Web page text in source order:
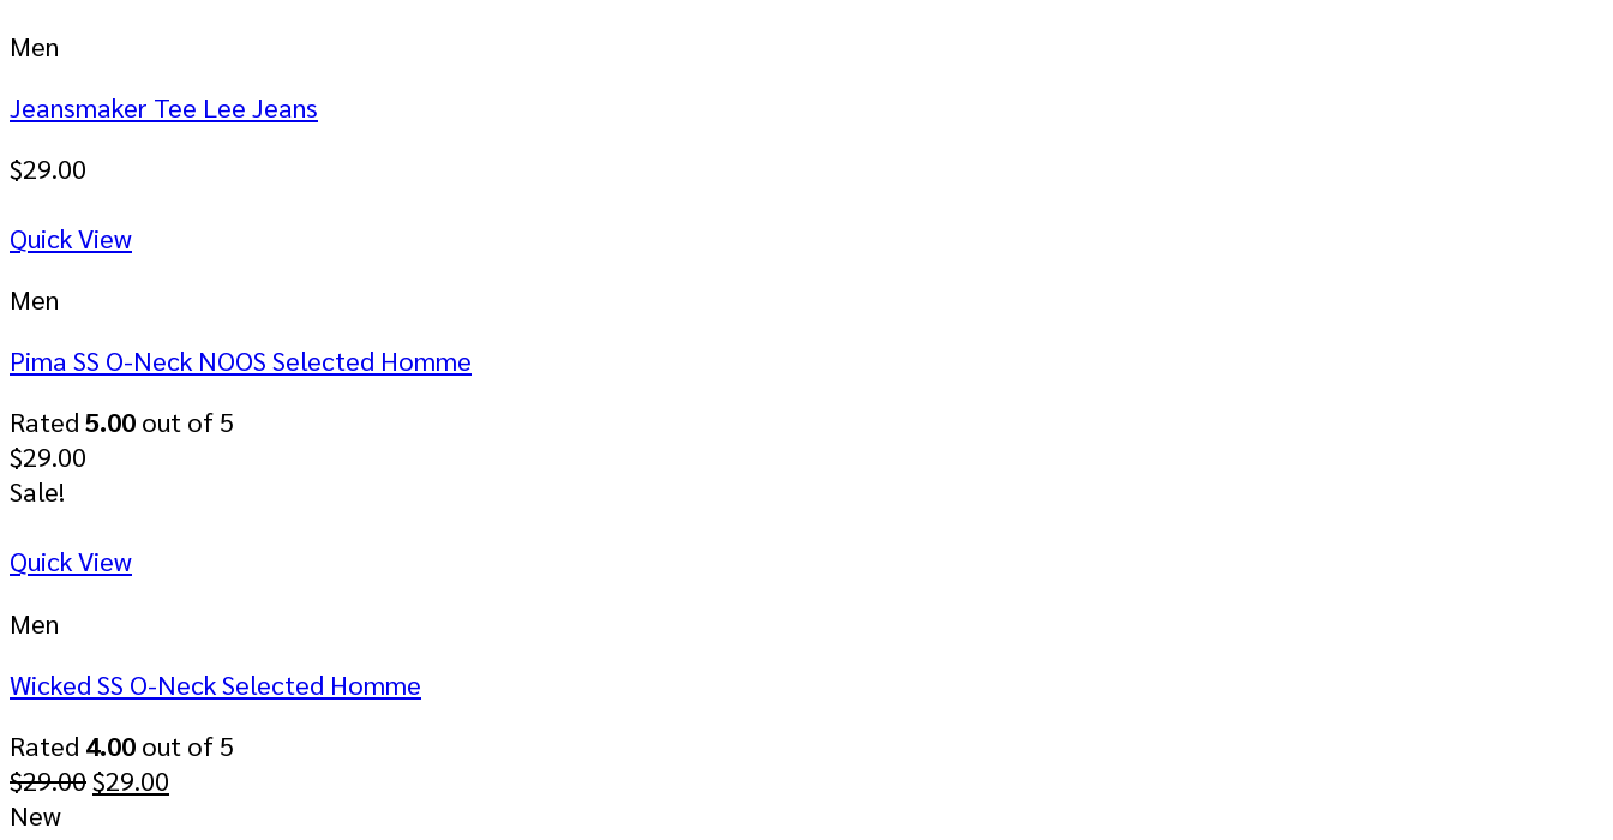
Men
Jeansmaker Tee Lee Jeans
$29.00
Quick View
Men
Pima SS O-Neck NOOS Selected Homme
Rated 5.00 out of 5
$29.00
Sale!
Quick View
Men
Wicked SS O-Neck Selected Homme
Rated 4.00 out of 5
$29.00 $29.00
New